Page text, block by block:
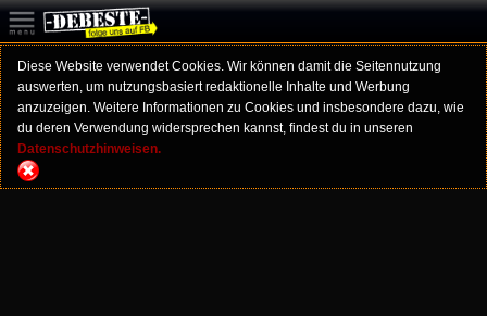
Diese Website verwendet Cookies. Wir können damit die Seitennutzung
auswerten, um nutzungsbasiert redaktionelle Inhalte und Werbung
anzuzeigen. Weitere Informationen zu Cookies und insbesondere dazu, wie
du deren Verwendung widersprechen kannst, findest du in unseren
Datenschutzhinweisen.